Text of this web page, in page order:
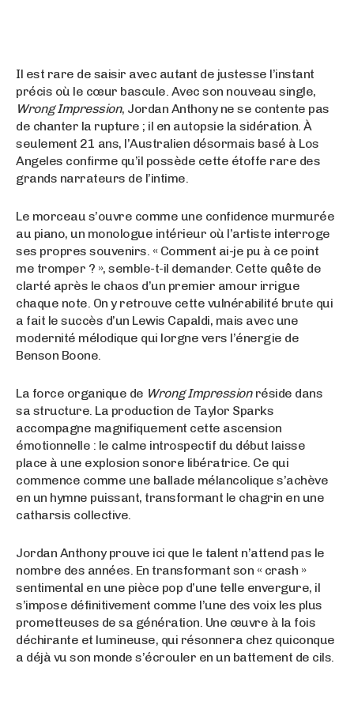
Il est rare de saisir avec autant de justesse l’instant
précis où le cœur bascule. Avec son nouveau single,
Wrong Impression, Jordan Anthony ne se contente pas
de chanter la rupture ; il en autopsie la sidération. À
seulement 21 ans, l’Australien désormais basé à Los
Angeles confirme qu’il possède cette étoffe rare des
grands narrateurs de l’intime.
Le morceau s’ouvre comme une confidence murmurée
au piano, un monologue intérieur où l’artiste interroge
ses propres souvenirs. « Comment ai-je pu à ce point
me tromper ? », semble-t-il demander. Cette quête de
clarté après le chaos d’un premier amour irrigue
chaque note. On y retrouve cette vulnérabilité brute qui
a fait le succès d’un Lewis Capaldi, mais avec une
modernité mélodique qui lorgne vers l’énergie de
Benson Boone.
La force organique de Wrong Impressionréside dans
sa structure. La production de Taylor Sparks
accompagne magnifiquement cette ascension
émotionnelle : le calme introspectif du début laisse
place à une explosion sonore libératrice. Ce qui
commence comme une ballade mélancolique s’achève
en un hymne puissant, transformant le chagrin en une
catharsis collective.
Jordan Anthony prouve ici que le talent n’attend pas le
nombre des années. En transformant son « crash »
sentimental en une pièce pop d’une telle envergure, il
s’impose définitivement comme l’une des voix les plus
prometteuses de sa génération. Une œuvre à la fois
déchirante et lumineuse, qui résonnera chez quiconque
a déjà vu son monde s’écrouler en un battement de cils.